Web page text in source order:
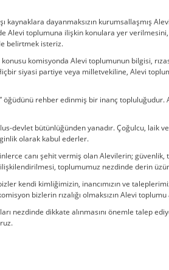
kaynaklara dayanmaksızın kurumsallaşmış
toplumuna ilişkin konulara yer verilmesini,
belirtmek isteriz.
komisyonda Alevi toplumunun bilgisi,
siyasi partiye veya milletvekiline, Alevi
öğüdünü rehber edinmiş bir inanç topluluğudur.
devlet bütünlüğünden yanadır. Çoğulcu, laik
olarak kabul ederler.
canı şehit vermiş olan Alevilerin; güvenlik,
toplumumuz nezdinde derin
kendi kimliğimizin, inancımızın ve
bizlerin rızalığı olmaksızın Alevi
nezdinde dikkate alınmasını önemle talep